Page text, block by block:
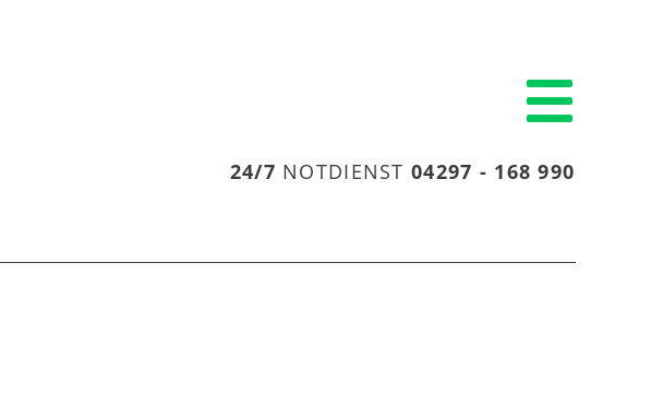
24/7 NOTDIENST 04297 - 168 990